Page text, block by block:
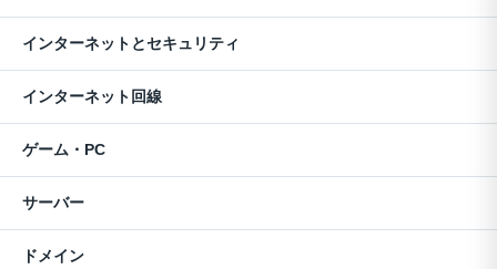
インターネットとセキュリティ
インターネット回線
ゲーム・PC
サーバー
ドメイン